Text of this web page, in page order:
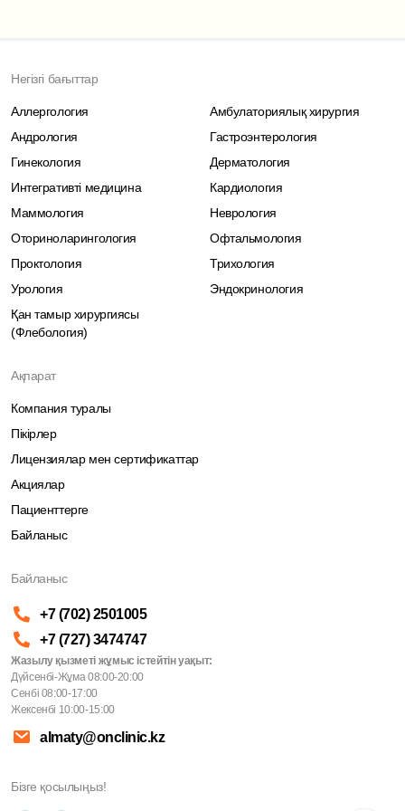
Негізгі бағыттар
Аллергология
Амбулаториялық хирургия
Андрология
Гастроэнтерология
Гинекология
Дерматология
Интегративті медицина
Кардиология
Маммология
Неврология
Оториноларингология
Офтальмология
Проктология
Трихология
Урология
Эндокринология
Қан тамыр хирургиясы
(Флебология)
Ақпарат
Компания туралы
Пікірлер
Лицензиялар мен сертификаттар
Акциялар
Пациенттерге
Байланыс
Байланыс
+7 (702) 2501005
+7 (727) 3474747
Жазылу қызметі жұмыс істейтін уақыт:
Дүйсенбі-Жұма 08:00-20:00
Сенбі 08:00-17:00
Жексенбі 10:00-15:00
almaty@onclinic.kz
Бізге қосылыңыз!